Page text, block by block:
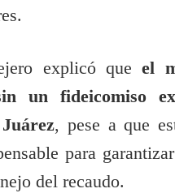
explicó que el
un fideicomiso
, pese a que
para
del recaudo.